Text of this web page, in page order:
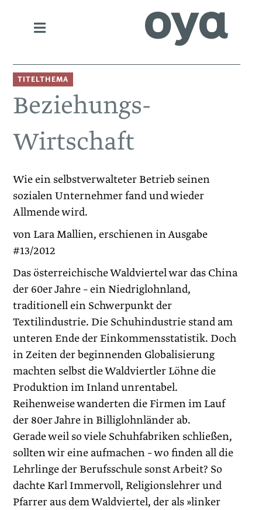
TITELTHEMA
Beziehungs-
Wirtschaft
Wie ein selbstverwalteter Betrieb seinen
sozialen Unternehmer fand und wieder
Allmende wird.
von Lara Mallien, erschienen in Ausgabe
#13/2012
Das österreichische Waldviertel war das China
der 60er Jahre – ein Niedriglohnland,
traditionell ein Schwerpunkt der
Textilindustrie. Die Schuhindustrie stand am
unteren Ende der Einkommensstatistik. Doch
in Zeiten der beginnenden Globalisierung
machten selbst die Waldviertler Löhne die
Produktion im Inland unrentabel.
Reihenweise wanderten die Firmen im Lauf
der 80er Jahre in Billiglohnländer ab.
Gerade weil so viele Schuhfabriken schließen,
sollten wir eine aufmachen – wo finden all die
Lehrlinge der Berufsschule sonst Arbeit? So
dachte Karl Immervoll, Religionslehrer und
Pfarrer aus dem Waldviertel, der als »linker